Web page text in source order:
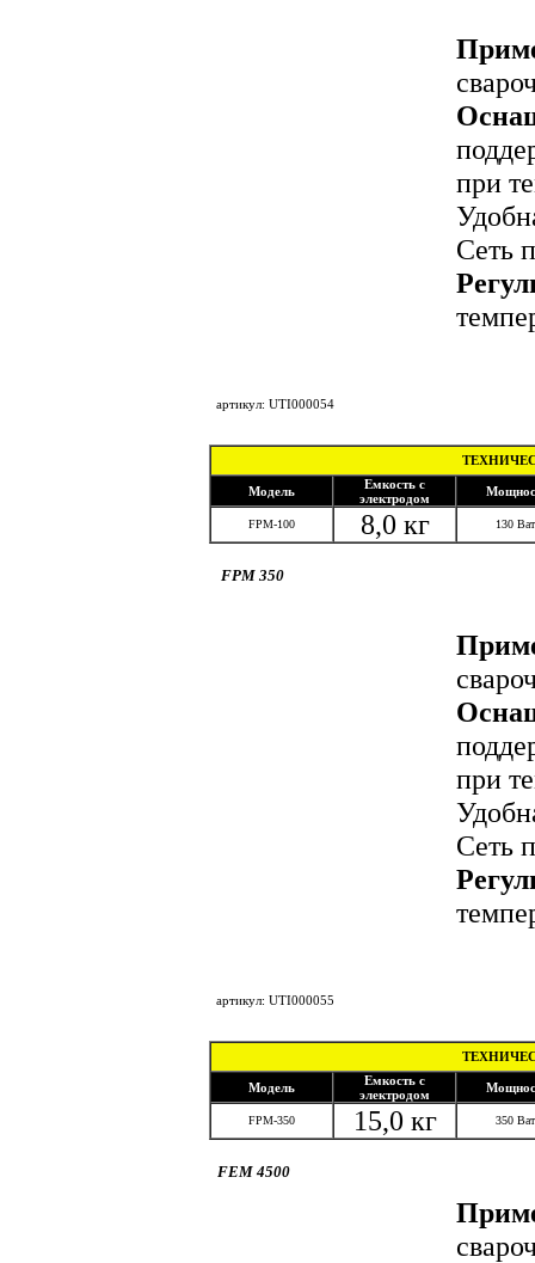
при
Сеть
артикул: UTI000054
Модель
Емкость с
электродом
FPM-100 8,0 кг 130
FPM 350
при
Сеть
артикул: UTI000055
Модель
Емкость с
электродом
FPM-350 15,0 кг 350
FEM 4500